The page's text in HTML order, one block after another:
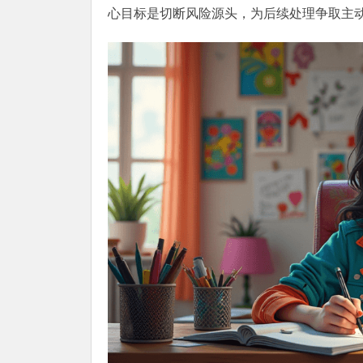
心目标是切断风险源头，为后续处理争取主